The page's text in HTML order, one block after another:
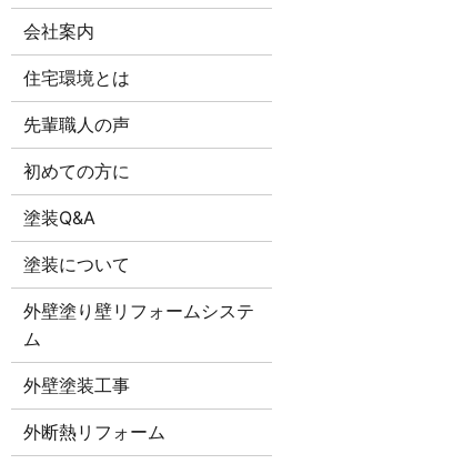
会社案内
住宅環境とは
先輩職人の声
初めての方に
塗装Q&A
塗装について
外壁塗り壁リフォームシステ
ム
外壁塗装工事
外断熱リフォーム